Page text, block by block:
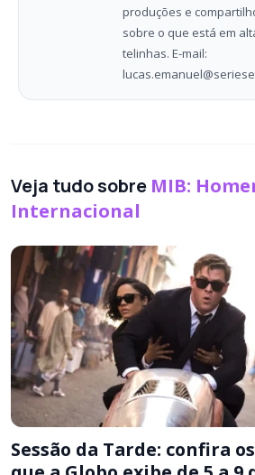
produções e
sobre o que está em
telinhas. E-mail:
Veja tudo sobre MIB:
Internacional
Sessão da Tarde: confira